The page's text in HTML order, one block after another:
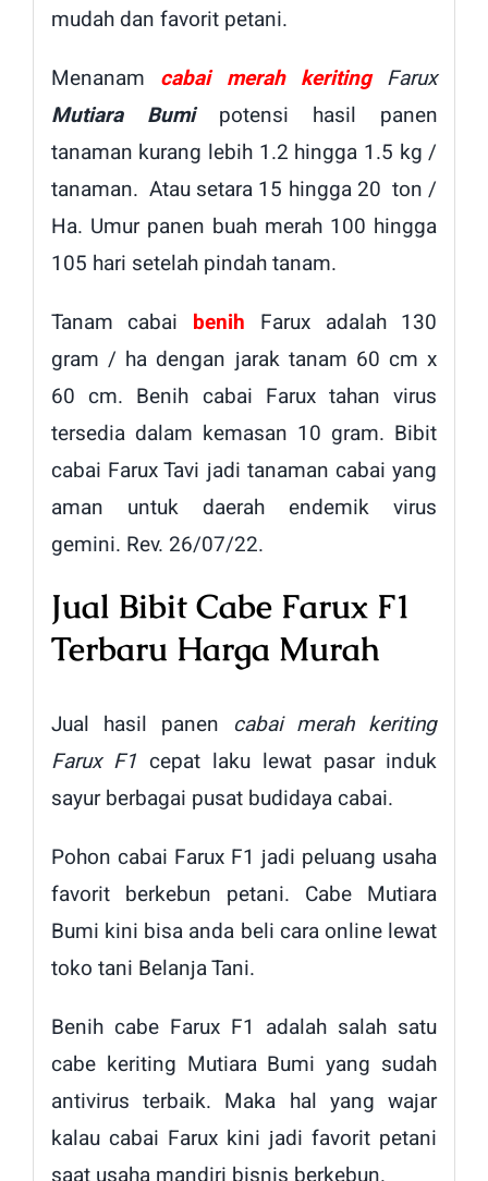
mudah dan favorit petani.
Menanam cabai merah keritingFarux
Mutiara Bumi
potensi hasil panen
tanaman kurang lebih 1.2 hingga 1.5 kg /
tanaman. Atau setara 15 hingga 20 ton /
Ha. Umur panen buah merah 100 hingga
105 hari setelah pindah tanam.
Tanam cabai benih Farux adalah 130
gram / ha dengan jarak tanam 60 cm x
60 cm. Benih cabai Farux tahan virus
tersedia dalam kemasan 10 gram. Bibit
cabai Farux Tavi jadi tanaman cabai yang
aman untuk daerah endemik virus
gemini. Rev. 26/07/22.
Jual Bibit Cabe Farux F1
Terbaru Harga Murah
Jual hasil panen cabai merah keriting
Farux F1 cepat laku lewat pasar induk
sayur berbagai pusat budidaya cabai.
Pohon cabai Farux F1 jadi peluang usaha
favorit berkebun petani. Cabe Mutiara
Bumi kini bisa anda beli cara online lewat
toko tani Belanja Tani.
Benih cabe Farux F1 adalah salah satu
cabe keriting Mutiara Bumi yang sudah
antivirus terbaik. Maka hal yang wajar
kalau cabai Farux kini jadi favorit petani